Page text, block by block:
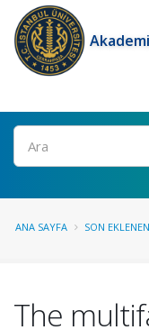
Ara
ANA SAYFA SON
The